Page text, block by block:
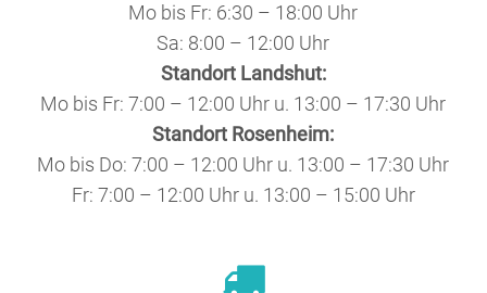
Mo bis Fr: 6:30 – 18:00 Uhr
Sa: 8:00 – 12:00 Uhr
Standort Landshut:
Mo bis Fr: 7:00 – 12:00 Uhr u. 13:00 – 17:30 Uhr
Standort Rosenheim:
Mo bis Do: 7:00 – 12:00 Uhr u. 13:00 – 17:30 Uhr
Fr: 7:00 – 12:00 Uhr u. 13:00 – 15:00 Uhr